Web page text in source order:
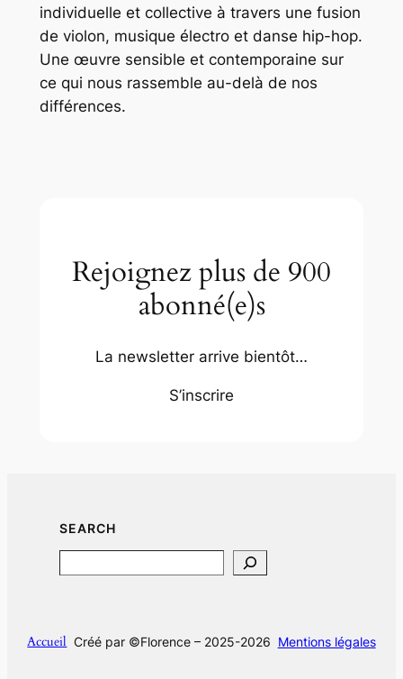
individuelle et collective à travers une fusion
de violon, musique électro et danse hip-hop.
Une œuvre sensible et contemporaine sur
ce qui nous rassemble au-delà de nos
différences.
Rejoignez plus de 900
abonné(e)s
La newsletter arrive bientôt…
S’inscrire
SEARCH
Accueil Créé par ©Florence – 2025-2026 Mentions légales